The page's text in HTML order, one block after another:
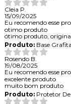
Cleia P.
15/09/2025
Eu recomendo esse
otimo produto
ótimo produto,
Produto:Base
Rosendo B.
19/08/2025
Eu recomendo esse
excelente produto
muito bom produto
Produto:Protetor De